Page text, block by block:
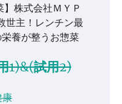
】株式会社ＭＹＰ
世主！レンチン最
養が整うお惣菜
1)&(試用2)
康